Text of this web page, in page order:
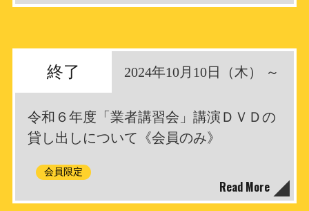
終了 2024年10月10日（木） ～
令和６年度「業者講習会」講演ＤＶＤの
貸し出しについて《会員のみ》
会員限定
Read More